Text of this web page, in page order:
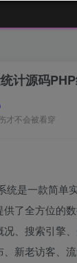
计源码
才不会被看穿
统是一款简单
了全方位的
、搜索引擎
新老访客、